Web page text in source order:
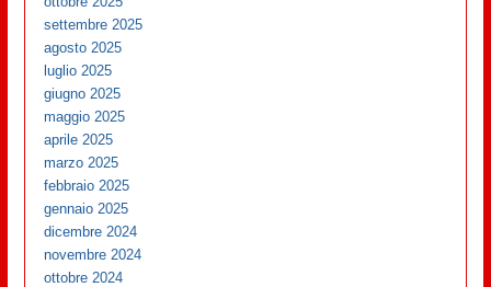
settembre 2025
agosto 2025
luglio 2025
giugno 2025
maggio 2025
aprile 2025
marzo 2025
febbraio 2025
gennaio 2025
dicembre 2024
novembre 2024
ottobre 2024